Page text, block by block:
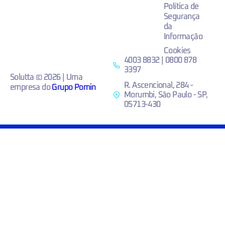
Política de
Segurança
da
Informação
Cookies
Solutta © 2026 | Uma
empresa doGrupo Pomin
4003 8832 | 0800 878
3397
R. Ascencional, 284 -
Morumbi, São Paulo - SP,
05713-430